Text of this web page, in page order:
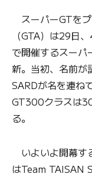
スーパーGTを
（GTA）は29日
で開催するスーパ
新。当初、名前が
SARDが名を連ね
GT300クラスは
る。
いよいよ開幕す
はTeam TAISAN